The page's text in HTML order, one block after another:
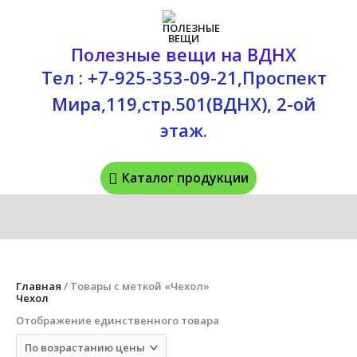
Полезные вещи на ВДНХ
Тел : +7-925-353-09-21,Проспект
Мира,119,стр.501(ВДНХ), 2-ой
этаж.
Каталог
продукции
Каталог продукции
Главная / Товары с меткой «Чехол»
Чехол
Отображение единственного товара